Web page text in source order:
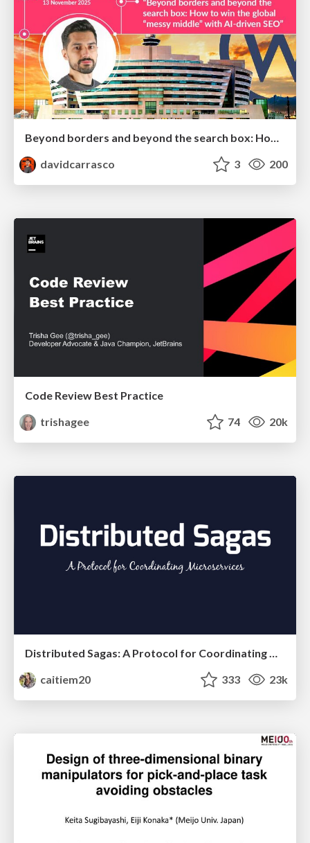
davidcarrasco
3 200
Code Review Best Practice
trishagee
74 20k
Distributed Sagas: A Protocol for Coordinating Microservices
caitiem20
333 23k